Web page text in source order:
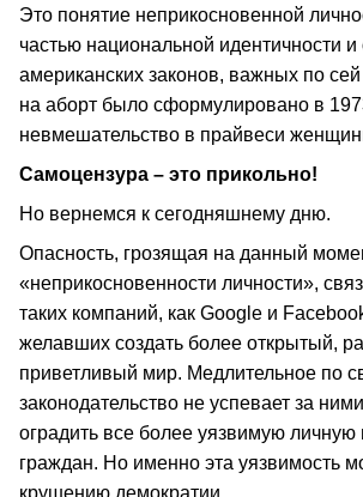
Это понятие неприкосновенной
частью национальной идентичности
американских законов, важных по
на аборт было сформулировано в
невмешательство в прайвеси
Самоцензура – это прикольно!
Но вернемся к сегодняшнему дню.
Опасность, грозящая на данный
«неприкосновенности личности»,
таких компаний, как Google и
желавших создать более открытый,
приветливый мир. Медлительное по
законодательство не успевает за
оградить все более уязвимую
граждан. Но именно эта уязвимость
крушению демократии.